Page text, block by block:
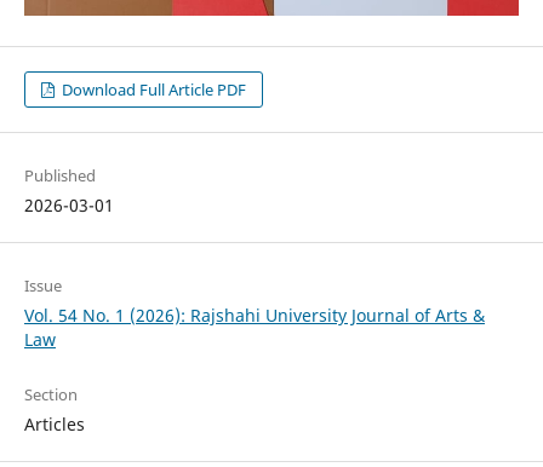
Download Full Article PDF
Published
2026-03-01
Issue
Vol. 54 No. 1 (2026): Rajshahi University Journal of Arts &
Law
Section
Articles